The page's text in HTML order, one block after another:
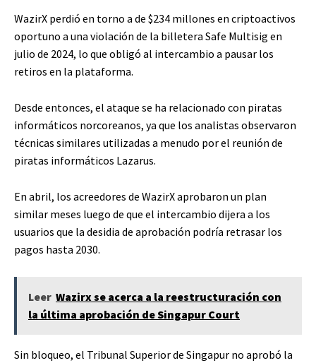
WazirX perdió en torno a de $234 millones en criptoactivos
oportuno a una violación de la billetera Safe Multisig en
julio de 2024, lo que obligó al intercambio a pausar los
retiros en la plataforma.
Desde entonces, el ataque se ha relacionado con piratas
informáticos norcoreanos, ya que los analistas observaron
técnicas similares utilizadas a menudo por el reunión de
piratas informáticos Lazarus.
En abril, los acreedores de WazirX aprobaron un plan
similar meses luego de que el intercambio dijera a los
usuarios que la desidia de aprobación podría retrasar los
pagos hasta 2030.
Leer Wazirx se acerca a la reestructuración con
la última aprobación de Singapur Court
Sin bloqueo, el Tribunal Superior de Singapur no aprobó la